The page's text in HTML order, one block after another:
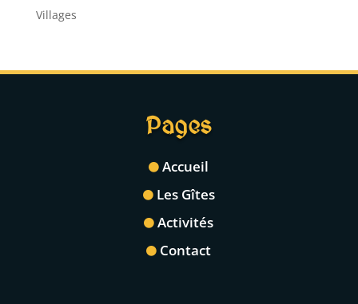
Villages
Pages
Accueil
Les Gîtes
Activités
Contact